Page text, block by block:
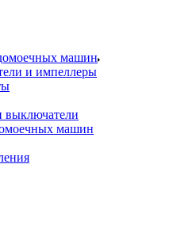
машин
и импеллеры
выключатели
машин